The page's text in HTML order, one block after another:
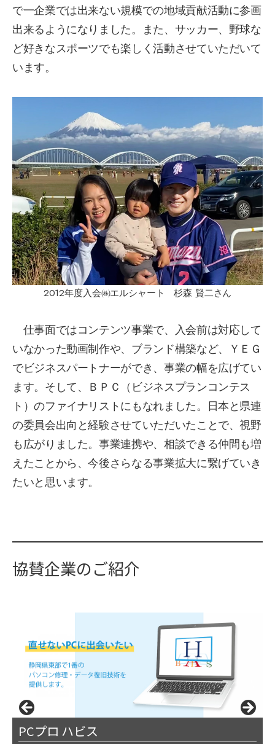
で一企業では出来ない規模での地域貢献活動に参画
出来るようになりました。また、サッカー、野球な
ど好きなスポーツでも楽しく活動させていただいて
います。
2012年度入会㈱エルシャート 杉森 賢二さん
仕事面ではコンテンツ事業で、入会前は対応して
いなかった動画制作や、ブランド構築など、ＹＥＧ
でビジネスパートナーができ、事業の幅を広げてい
ます。そして、ＢＰＣ（ビジネスプランコンテス
ト）のファイナリストにもなれました。日本と県連
の委員会出向と経験させていただいたことで、視野
も広がりました。事業連携や、相談できる仲間も増
えたことから、今後さらなる事業拡大に繋げていき
たいと思います。
協賛企業のご紹介
桃中軒
サリミトレーディング（株）
PCプロ ハビス
イワサキ経営グループ
ほけんの匠
東部不動産開発
税理士法人トップ
明昭工業株式会社
エス.グループ
大志建設
藤川商店